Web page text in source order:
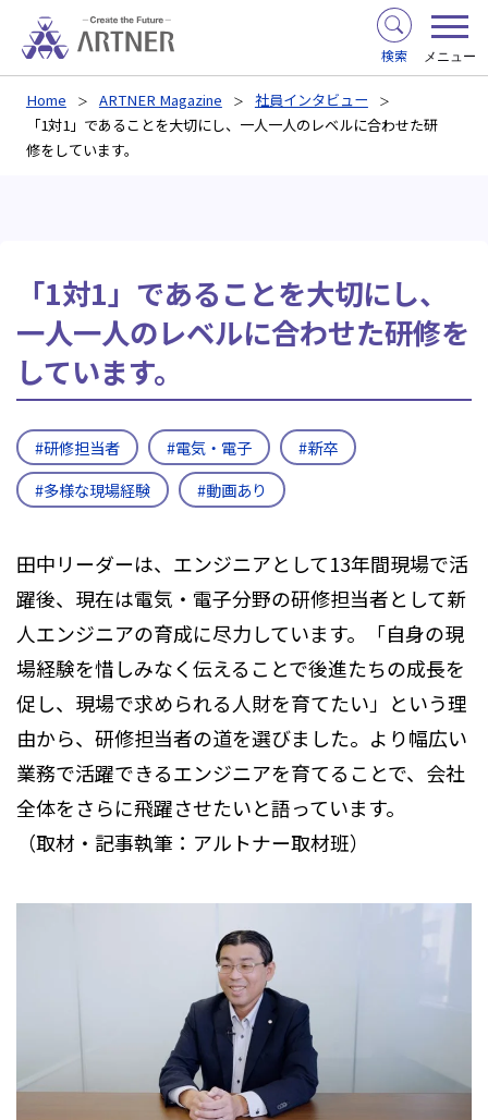
検索 メニュー
Home ARTNER Magazine
社員インタビュー
「1対1」であることを大切にし、一人一人のレベルに合わせた研
修をしています。
「1対1」であることを大切にし、
一人一人のレベルに合わせた研修を
しています。
#研修担当者 #電気・電子
#新卒
#多様な現場経験
#動画あり
田中リーダーは、エンジニアとして13年間現場で活
躍後、現在は電気・電子分野の研修担当者として新
人エンジニアの育成に尽力しています。「自身の現
場経験を惜しみなく伝えることで後進たちの成長を
促し、現場で求められる人財を育てたい」という理
由から、研修担当者の道を選びました。より幅広い
業務で活躍できるエンジニアを育てることで、会社
全体をさらに飛躍させたいと語っています。
（取材・記事執筆：アルトナー取材班）